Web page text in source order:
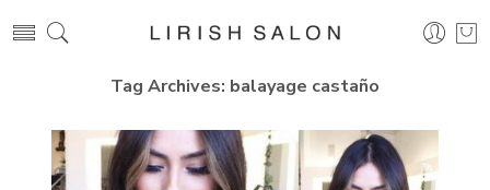
Tag Archives: balayage castaño